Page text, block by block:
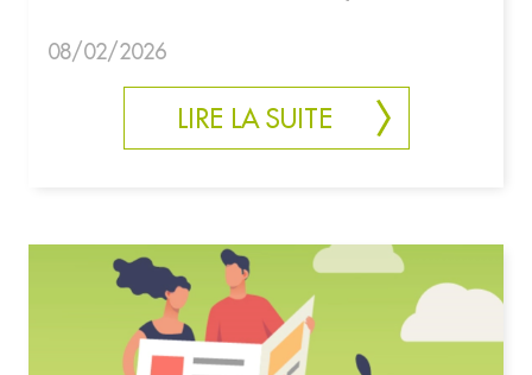
08/02/2026
LIRE LA SUITE